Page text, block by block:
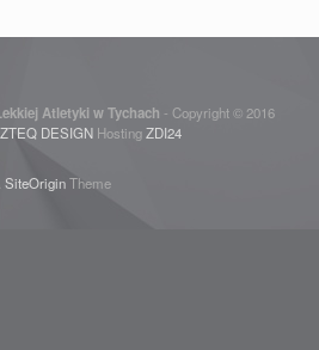
Atletyki w Tychach - Copyright © 2016
DESIGNHostingZDI24
SiteOriginTheme